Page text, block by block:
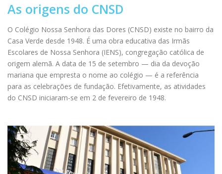
As origens do CNSD
O Colégio Nossa Senhora das Dores (CNSD) existe no bairro da
Casa Verde desde 1948. É uma obra educativa das Irmãs
Escolares de Nossa Senhora (IENS), congregação católica de
origem alemã. A data de 15 de setembro — dia da devoção
mariana que empresta o nome ao colégio — é a referência
para as celebrações de fundação. Efetivamente, as atividades
do CNSD iniciaram-se em 2 de fevereiro de 1948.